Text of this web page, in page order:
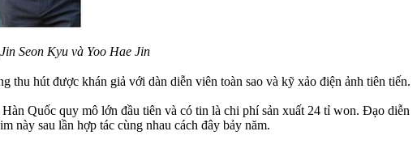
Seon Kyu và Yoo Hae Jin
thu hút được khán giả với dàn diễn viên toàn sao và kỹ xảo điện ảnh tiên tiến.
Quốc quy mô lớn đầu tiên và có tin là chi phí sản xuất 24 tỉ won. Đạo diễn
này sau lần hợp tác cùng nhau cách đây bảy năm.